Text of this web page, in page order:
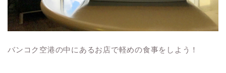
バンコク空港の中にあるお店で軽めの食事をしよう！